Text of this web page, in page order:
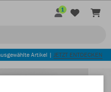
1
Artikel | JETZT ENTDECKEN